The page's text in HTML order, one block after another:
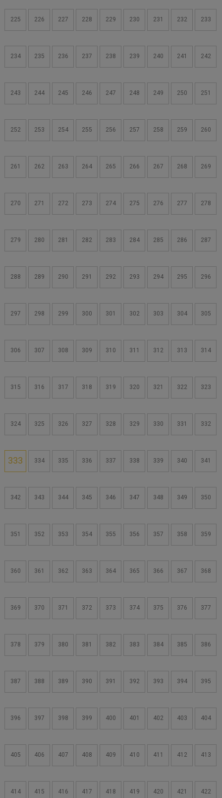
225 226 227 228 229 230 231 232 233
234 235 236 237 238 239 240 241 242
243 244 245 246 247 248 249 250 251
252 253 254 255 256 257 258 259 260
261 262 263 264 265 266 267 268 269
270 271 272 273 274 275 276 277 278
279 280 281 282 283 284 285 286 287
288 289 290 291 292 293 294 295 296
297 298 299 300 301 302 303 304 305
306 307 308 309 310 311 312 313 314
315 316 317 318 319 320 321 322 323
324 325 326 327 328 329 330 331 332
333 334 335 336 337 338 339 340 341
342 343 344 345 346 347 348 349 350
351 352 353 354 355 356 357 358 359
360 361 362 363 364 365 366 367 368
369 370 371 372 373 374 375 376 377
378 379 380 381 382 383 384 385 386
387 388 389 390 391 392 393 394 395
396 397 398 399 400 401 402 403 404
405 406 407 408 409 410 411 412 413
414 415 416 417 418 419 420 421 422